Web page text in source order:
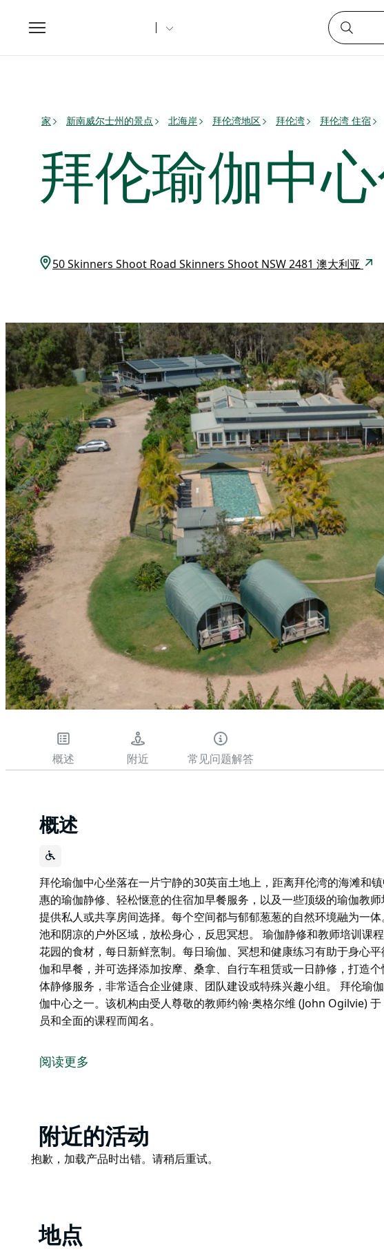
Toggle
navigation
家 新南威尔士州的景点 北海岸 拜伦湾地区 拜伦湾 拜伦湾 住宿
拜伦瑜伽中
50 Skinners Shoot Road Skinners Shoot NSW 2481 澳大利亚
概述 附近 常见问题解答
概述
拜伦瑜伽中心坐落在一片宁静的30英亩土地上，距离拜伦湾的海滩和
惠的瑜伽静修、轻松惬意的住宿加早餐服务，以及一些顶级的瑜伽教师
提供私人或共享房间选择。每个空间都与郁郁葱葱的自然环境融为一
池和阴凉的户外区域，放松身心，反思冥想。 瑜伽静修和教师培训课
花园的食材，每日新鲜烹制。每日瑜伽、冥想和健康练习有助于身心
伽和早餐，并可选择添加按摩、桑拿、自行车租赁或一日静修，打造
体静修服务，非常适合企业健康、团队建设或特殊兴趣小组。 拜伦瑜
伽中心之一。该机构由受人尊敬的教师约翰·奥格尔维 (John Ogilvie)
员和全面的课程而闻名。
惠的瑜伽静修、轻松惬意的住宿加早餐服务，以及一些顶级的瑜伽教师
健康练习有助于身心平衡。
住宿加早餐服务包含晨间瑜伽和早餐，并可选择添加按摩、桑拿、自行
拜伦瑜伽中心是澳大利亚历史最悠久的瑜伽中心之一。该机构由受人尊
Ogilvie) 于 1988 年创立，以经验丰富的辅导员和全面的课程而闻名。
阅读更多
Product
List
附近的活动
Product
抱歉，加载产品时出错。请稍后重试。
地点